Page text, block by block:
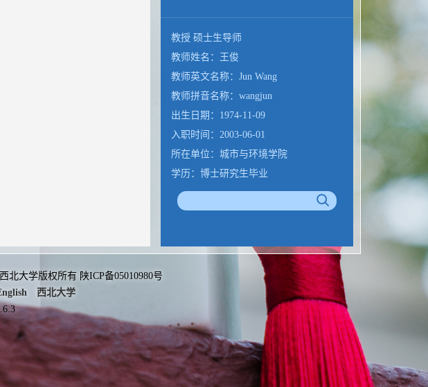
教授 硕士生导师
教师姓名：王俊
教师英文名称：Jun Wang
教师拼音名称：wangjun
出生日期：1974-11-09
入职时间：2003-06-01
所在单位：城市与环境学院
学历：博士研究生毕业
性别：男
学位：博士
硕士生导师
北大学版权所有 陕ICP备05010980号
西北大学
.6.3